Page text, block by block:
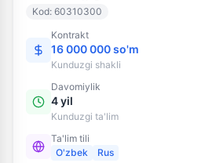
Kod: 60310300
Kontrakt
16 000 000 so'm
Kunduzgi shakli
Davomiylik
4 yil
Kunduzgi ta'lim
Ta'lim tili
O'zbek
Rus